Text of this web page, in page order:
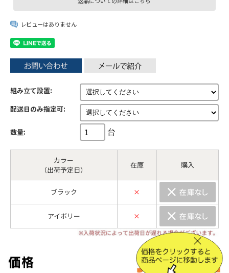
レビューはありません
組み立て設置:
配送日のみ指定可:
数量: 台
カラー
（出荷予定日）
在庫 購入
ブラック ×
アイボリー ×